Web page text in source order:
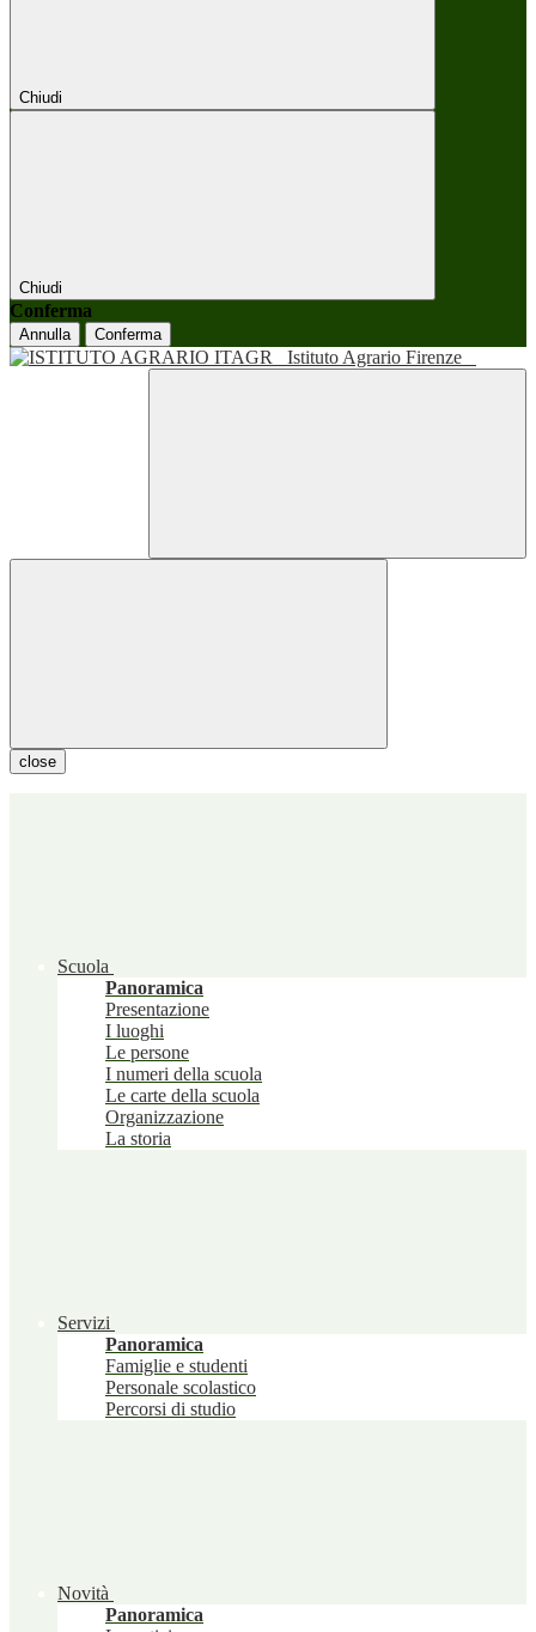
Chiudi
Chiudi
Conferma
Annulla Conferma
Istituto Agrario Firenze
close
Scuola
Panoramica
Presentazione
I luoghi
Le persone
I numeri della scuola
Le carte della scuola
Organizzazione
La storia
Servizi
Panoramica
Famiglie e studenti
Personale scolastico
Percorsi di studio
Novità
Panoramica